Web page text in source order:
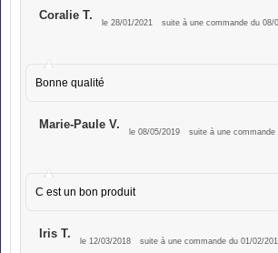
Coralie T.
le 28/01/2021 suite à une commande du 08/
Bonne qualité
Marie-Paule V.
le 08/05/2019 suite à une commande
C est un bon produit
Iris T.
le 12/03/2018 suite à une commande du 01/02/